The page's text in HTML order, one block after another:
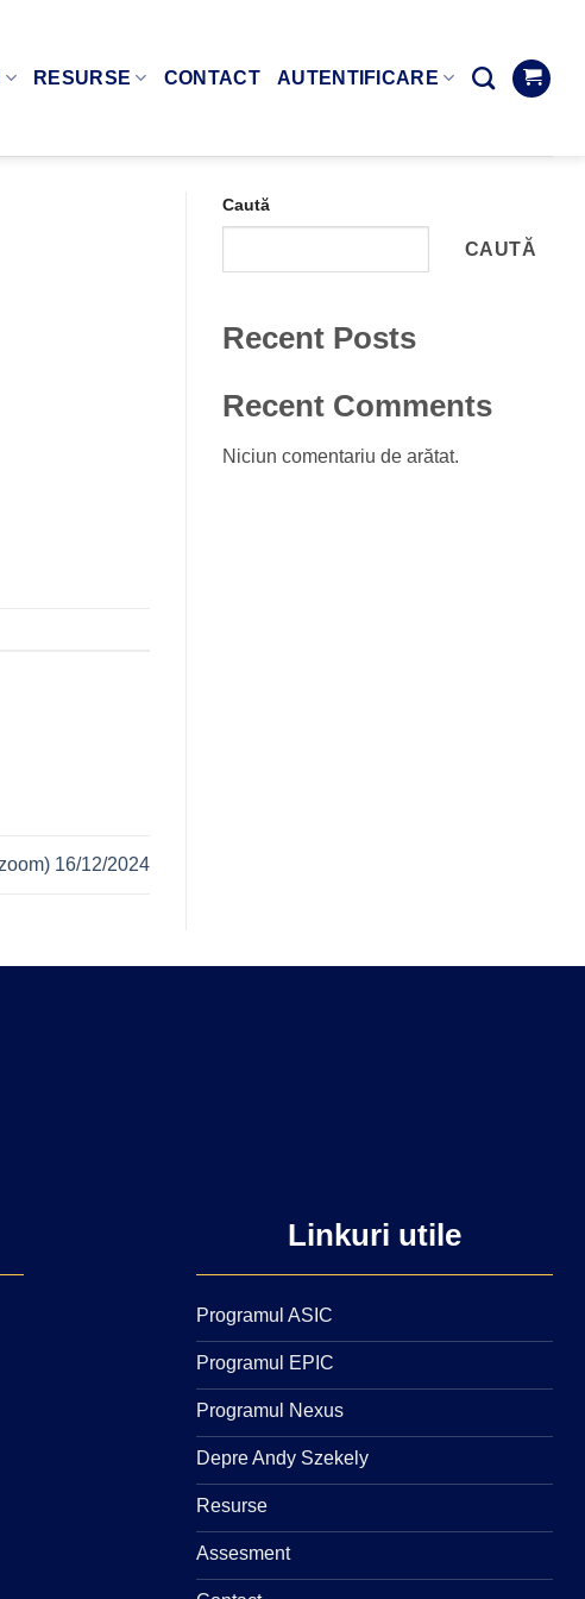
RESURSE CONTACT AUTENTIFICARE
16/12/2024
Caută
CAUTĂ
Recent Posts
Recent Comments
Niciun comentariu de arătat.
Linkuri utile
Programul ASIC
Programul EPIC
Programul Nexus
Depre Andy Szekely
Resurse
Assesment